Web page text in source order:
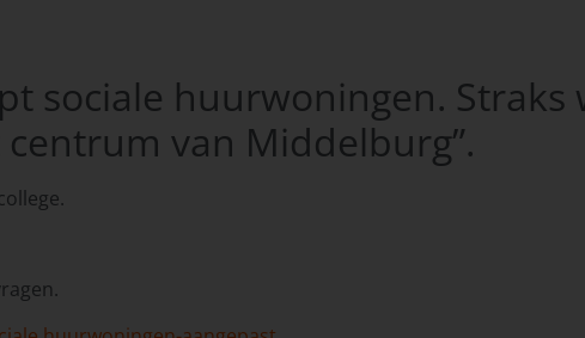
sociale huurwoningen.
van Middelburg”.